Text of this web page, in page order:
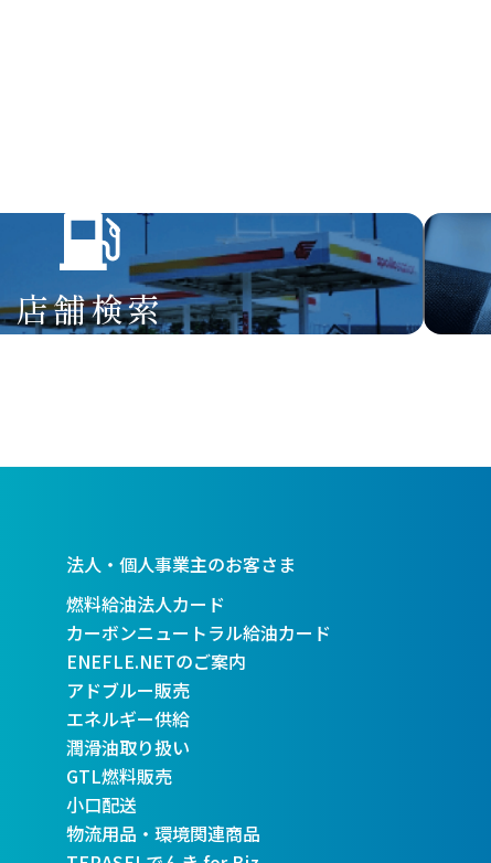
店舗検索
法人・個人事業主のお客さま
燃料給油法人カード
カーボンニュートラル給油カード
ENEFLE.NETのご案内
アドブルー販売
エネルギー供給
潤滑油取り扱い
GTL燃料販売
小口配送
物流用品・環境関連商品